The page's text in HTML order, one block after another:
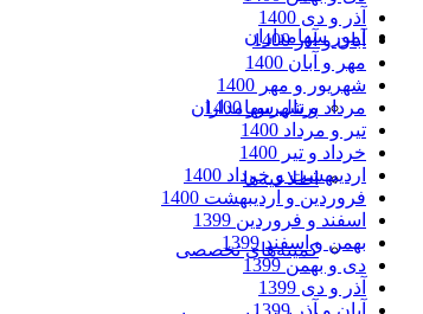
امور سهامداران
پرتال سهامداران
اطلاعیه‌ها
کمیته‌های تخصصی
آذر و دی 1400
آبان و آذر 1400
مهر و آبان 1400
شهریور و مهر 1400
مرداد و شهریور 1400
تیر و مرداد 1400
خرداد و تیر 1400
اردیبهشت و خرداد 1400
فروردین و اردیبهشت 1400
اسفند و فروردین 1399
بهمن و اسفند 1399
دی و بهمن 1399
آذر و دی 1399
آبان و آذر 1399